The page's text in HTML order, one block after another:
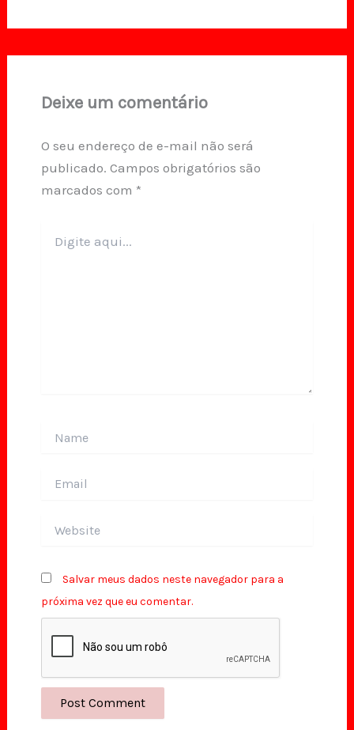
Deixe um comentário
O seu endereço de e-mail não será
publicado. Campos obrigatórios são
marcados com *
aqui...
Salvar meus dados neste navegador para a
próxima vez que eu comentar.